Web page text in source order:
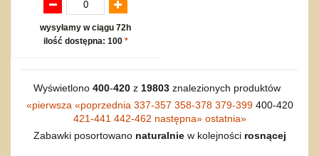
wysyłamy w ciągu 72h
ilość dostępna: 100 *
Wyświetlono 400-420z 19803znalezionych produktów
«pierwsza «poprzednia 337-357 358-378 379-399 400-420
421-441 442-462 następna» ostatnia»
Zabawki posortowano naturalniew kolejności rosnącej